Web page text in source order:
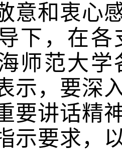
意和衷心
下，在
师范大
示，要深
要讲话精
示要求，